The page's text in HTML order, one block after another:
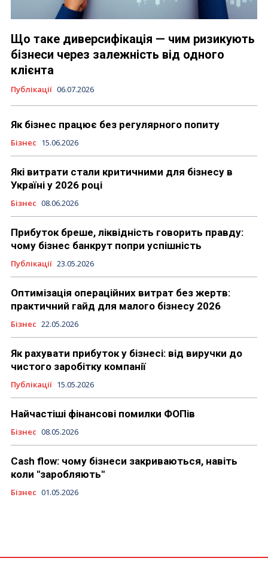
Що таке диверсифікація — чим ризикують
бізнеси через залежність від одного
клієнта
Публікації 06.07.2026
Як бізнес працює без регулярного попиту
Бізнес 15.06.2026
Які витрати стали критичними для бізнесу в
Україні у 2026 році
Бізнес 08.06.2026
Прибуток бреше, ліквідність говорить правду:
чому бізнес банкрут попри успішність
Публікації 23.05.2026
Оптимізація операційних витрат без жертв:
практичний гайд для малого бізнесу 2026
Бізнес 22.05.2026
Як рахувати прибуток у бізнесі: від виручки до
чистого заробітку компанії
Публікації 15.05.2026
Найчастіші фінансові помилки ФОПів
Бізнес 08.05.2026
Cash flow: чому бізнеси закриваються, навіть
коли "заробляють"
Бізнес 01.05.2026